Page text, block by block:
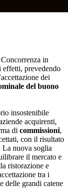
in
effetti, prevedendo
dei
del buono
insostenibile
acquirenti,
di commissioni,
con il risultato
nuova soglia
il mercato e
ristorazione e
tra i
delle grandi catene